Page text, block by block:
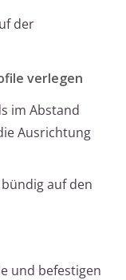
der
verlegen
im Abstand
Ausrichtung
auf den
und befestigen